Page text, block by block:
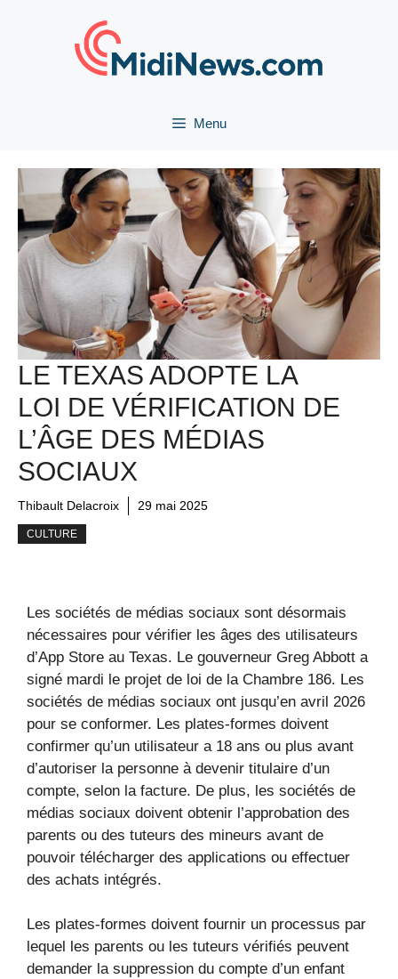
Menu
LE TEXAS ADOPTE LA
LOI DE VÉRIFICATION DE
L’ÂGE DES MÉDIAS
SOCIAUX
Thibault Delacroix 29 mai 2025
CULTURE
Les sociétés de médias sociaux sont désormais
nécessaires pour vérifier les âges des utilisateurs
d’App Store au Texas. Le gouverneur Greg Abbott a
signé mardi le projet de loi de la Chambre 186. Les
sociétés de médias sociaux ont jusqu’en avril 2026
pour se conformer. Les plates-formes doivent
confirmer qu’un utilisateur a 18 ans ou plus avant
d’autoriser la personne à devenir titulaire d’un
compte, selon la facture. De plus, les sociétés de
médias sociaux doivent obtenir l’approbation des
parents ou des tuteurs des mineurs avant de
pouvoir télécharger des applications ou effectuer
des achats intégrés.
Les plates-formes doivent fournir un processus par
lequel les parents ou les tuteurs vérifiés peuvent
demander la suppression du compte d’un enfant